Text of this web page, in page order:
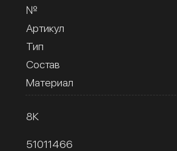
№
Артикул
Тип
Состав
Материал
8К
51011466